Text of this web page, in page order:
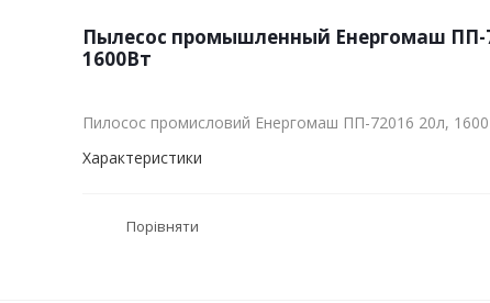
Пылесос промышленный Енергомаш ПП-
1600Вт
Пилосос промисловий Енергомаш ПП-72016 20л,
Характеристики
Порівняти